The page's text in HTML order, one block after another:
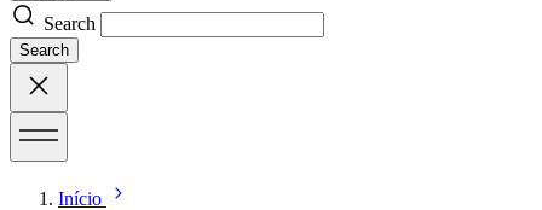
Search
Search
Início